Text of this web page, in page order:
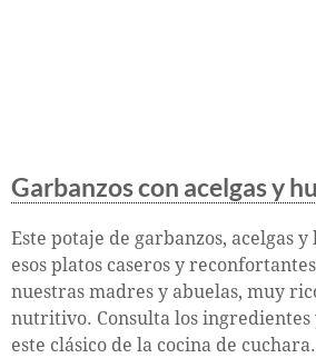
Garbanzos con acelgas y
Este potaje de garbanzos, acelgas y
esos platos caseros y
nuestras madres y abuelas, muy
nutritivo. Consulta los ingredientes
este clásico de la cocina de cuchara.